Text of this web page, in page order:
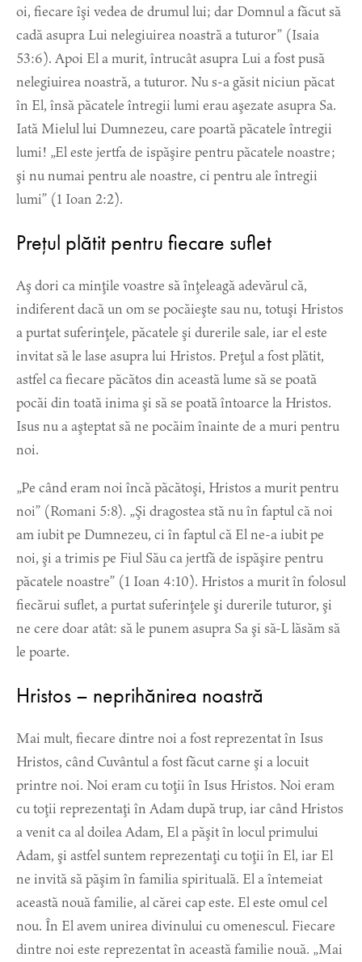
oi, fiecare îşi vedea de drumul lui; dar Domnul a făcut să
cadă asupra Lui nelegiuirea noastră a tuturor” (Isaia
53:6). Apoi El a murit, întrucât asupra Lui a fost pusă
nelegiuirea noastră, a tuturor. Nu s-a găsit niciun păcat
în El, însă păcatele întregii lumi erau aşezate asupra Sa.
Iată Mielul lui Dumnezeu, care poartă păcatele întregii
lumi! „El este jertfa de ispăşire pentru păcatele noastre;
şi nu numai pentru ale noastre, ci pentru ale întregii
lumi” (1 Ioan 2:2).
Prețul plătit pentru fiecare suflet
Aş dori ca minţile voastre să înţeleagă adevărul că,
indiferent dacă un om se pocăieşte sau nu, totuşi Hristos
a purtat suferinţele, păcatele şi durerile sale, iar el este
invitat să le lase asupra lui Hristos. Preţul a fost plătit,
astfel ca fiecare păcătos din această lume să se poată
pocăi din toată inima şi să se poată întoarce la Hristos.
Isus nu a aşteptat să ne pocăim înainte de a muri pentru
noi.
„Pe când eram noi încă păcătoşi, Hristos a murit pentru
noi” (Romani 5:8). „Şi dragostea stă nu în faptul că noi
am iubit pe Dumnezeu, ci în faptul că El ne-a iubit pe
noi, şi a trimis pe Fiul Său ca jertfă de ispăşire pentru
păcatele noastre” (1 Ioan 4:10). Hristos a murit în folosul
fiecărui suflet, a purtat suferinţele şi durerile tuturor, şi
ne cere doar atât: să le punem asupra Sa şi să-L lăsăm să
le poarte.
Hristos – neprihănirea noastră
Mai mult, fiecare dintre noi a fost reprezentat în Isus
Hristos, când Cuvântul a fost făcut carne şi a locuit
printre noi. Noi eram cu toţii în Isus Hristos. Noi eram
cu toţii reprezentaţi în Adam după trup, iar când Hristos
a venit ca al doilea Adam, El a păşit în locul primului
Adam, şi astfel suntem reprezentaţi cu toţii în El, iar El
ne invită să păşim în familia spirituală. El a întemeiat
această nouă familie, al cărei cap este. El este omul cel
nou. În El avem unirea divinului cu omenescul. Fiecare
dintre noi este reprezentat în această familie nouă. „Mai